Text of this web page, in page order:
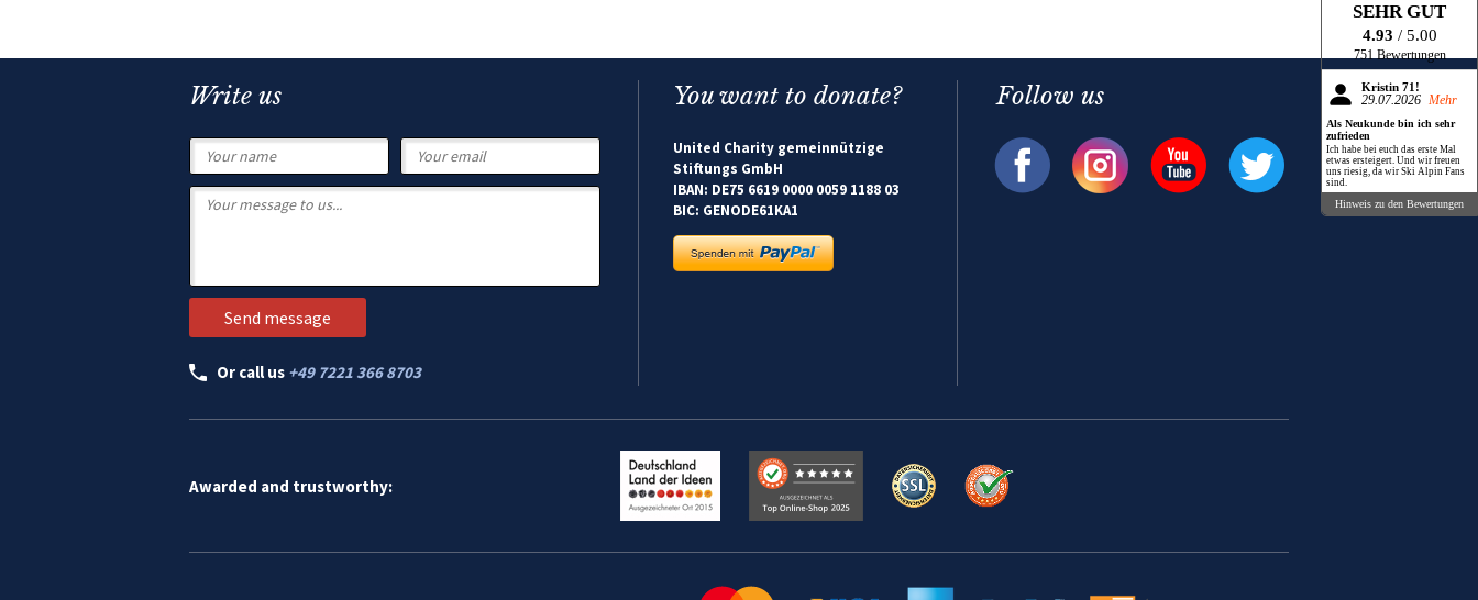
Write us
Or call us +49 7221 366 8703
You want to donate?
United Charity gemeinnützige
Stiftungs GmbH
IBAN: DE75 6619 0000 0059 1188 03
BIC: GENODE61KA1
Follow us
Awarded and trustworthy:
SEHR GUT
4.93 / 5.00
751 Bewertungen
Kristin 71!
29.07.2026 Mehr
Als Neukunde bin ich sehr
zufrieden
Ich habe bei euch das erste Mal
etwas ersteigert. Und wir freuen
uns riesig, da wir Ski Alpin Fans
sind.
Hinweis zu den Bewertungen